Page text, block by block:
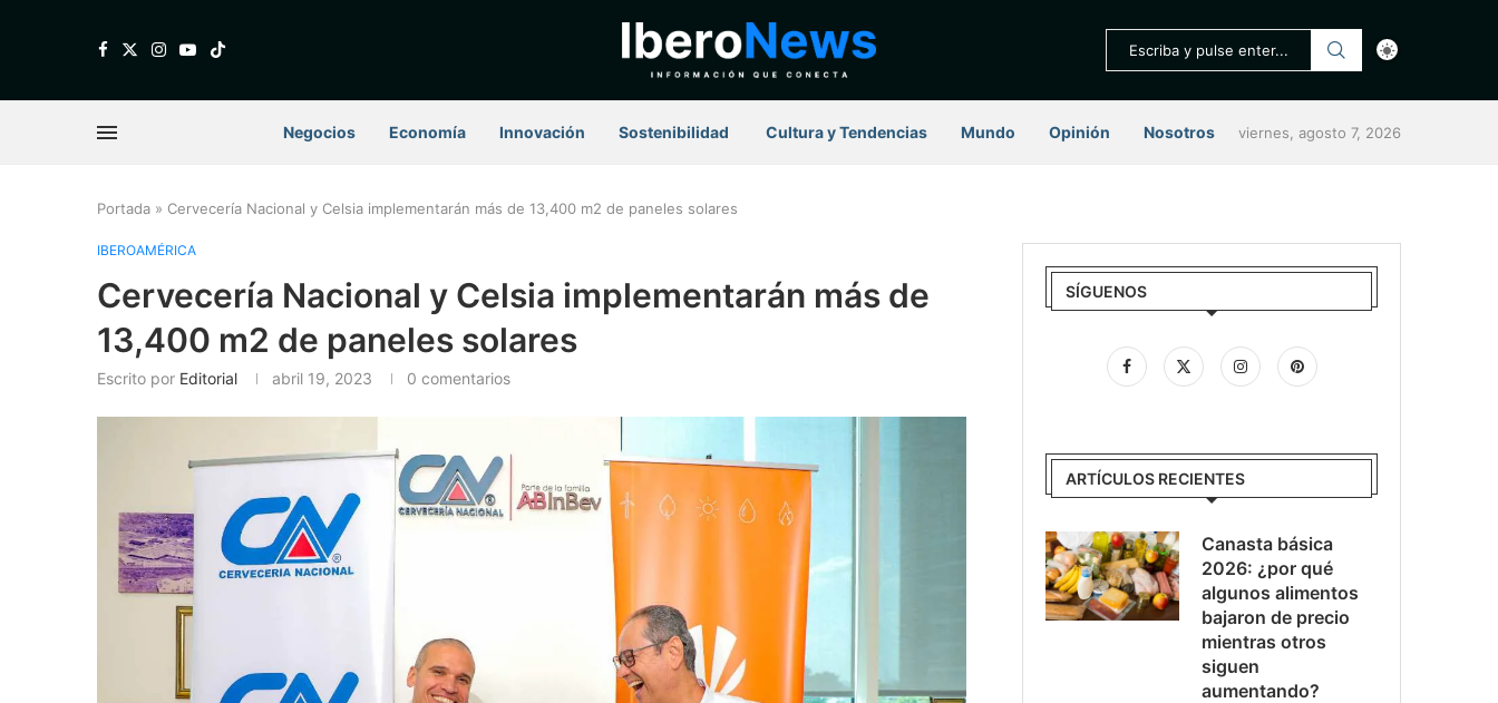
Negocios Economía Innovación Sostenibilidad ⁠ Cultura y Tendencias Mundo Opinión Nosotros viernes, agosto 7, 2026
Portada » Cervecería Nacional y Celsia implementarán más de 13,400 m2 de paneles solares
IBEROAMÉRICA
Cervecería Nacional y Celsia implementarán más de
13,400 m2 de paneles solares
Escrito por Editorial abril 19, 2023 0 comentarios
SÍGUENOS
ARTÍCULOS RECIENTES
Canasta básica
2026: ¿por qué
algunos alimentos
bajaron de precio
mientras otros
siguen
aumentando?